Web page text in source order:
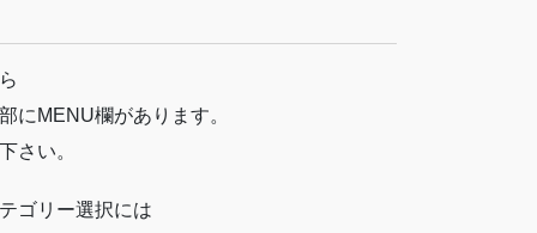
にMENU欄があります。
さい。
ゴリー選択には